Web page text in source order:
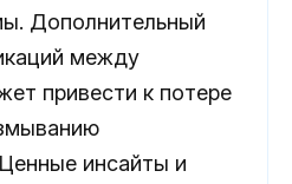
Дополнительный
между
привести к потере
инсайты и